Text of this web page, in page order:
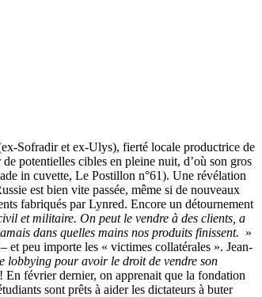
Sofradir et ex-Ulys), fierté locale productrice de
potentielles cibles en pleine nuit, d’où son gros
in cuvette, Le Postillon n°61). Une révélation
est bien vite passée, même si de nouveaux
fabriqués par Lynred. Encore un détournement
et militaire. On peut le vendre à des clients, a
dans quelles mains nos produits finissent. »
et peu importe les « victimes collatérales ». Jean-
lobbying pour avoir le droit de vendre son
En février dernier, on apprenait que la fondation
sont prêts à aider les dictateurs à buter